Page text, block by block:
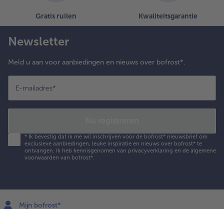
Gratis ruilen Kwaliteitsgarantie
Newsletter
Meld u aan voor aanbiedingen en nieuws over bofrost*.
E-mailadres*
* Ik bevestig dat ik me wil inschrijven voor de bofrost* nieuwsbrief om
exclusieve aanbiedingen, leuke inspiratie en nieuws over bofrost* te
ontvangen. Ik heb kennisgenomen van privacyverklaring en de algemene
voorwaarden van bofrost*.
Mijn bofrost*